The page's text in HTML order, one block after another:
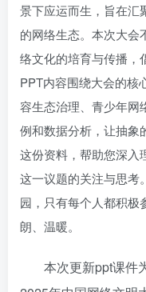
景下应运而生，旨在汇
的网络生态。本次大会
络文化的培育与传播，
PPT内容围绕大会的核
容生态治理、青少年网
例和数据分析，让抽象
这份资料，帮助您深入
这一议题的关注与思考
园，只有每个人都积极
朗、温暖。
本次更新ppt课件